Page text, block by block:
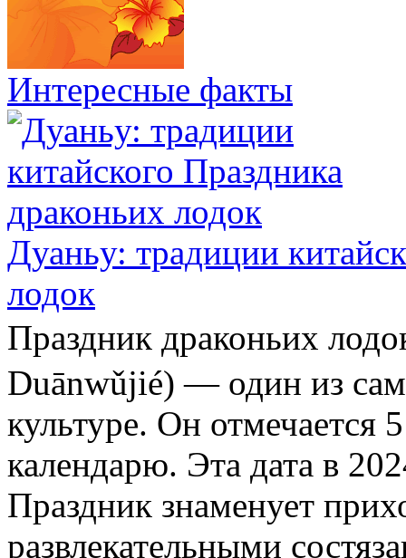
Интересные факты
Дуаньу: традиции
лодок
Праздник драконьих
Duānwǔjié) — один из
культуре. Он отмечается
календарю. Эта дата в
Праздник знаменует
развлекательными